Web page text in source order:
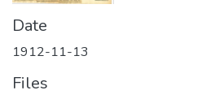
Date
1912-11-13
Files